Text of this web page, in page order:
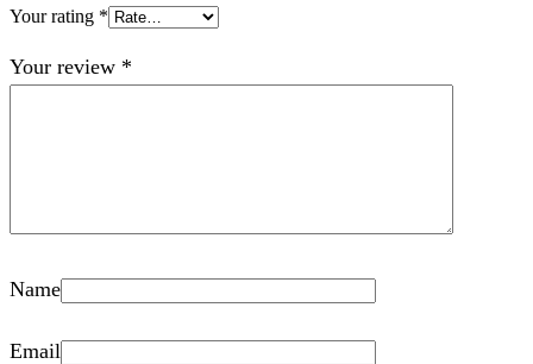
Your rating *
Your review *
Name
Email